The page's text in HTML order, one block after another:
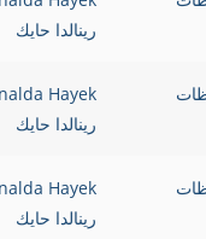
رينالدا حايك
Hayek
رينالدا حايك
Hayek
رينالدا حايك